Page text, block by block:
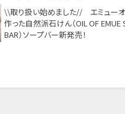
\\取り扱い始めました// エミュー
作った自然派石けん（OIL OF EMUE
BAR）ソープバー新発売！